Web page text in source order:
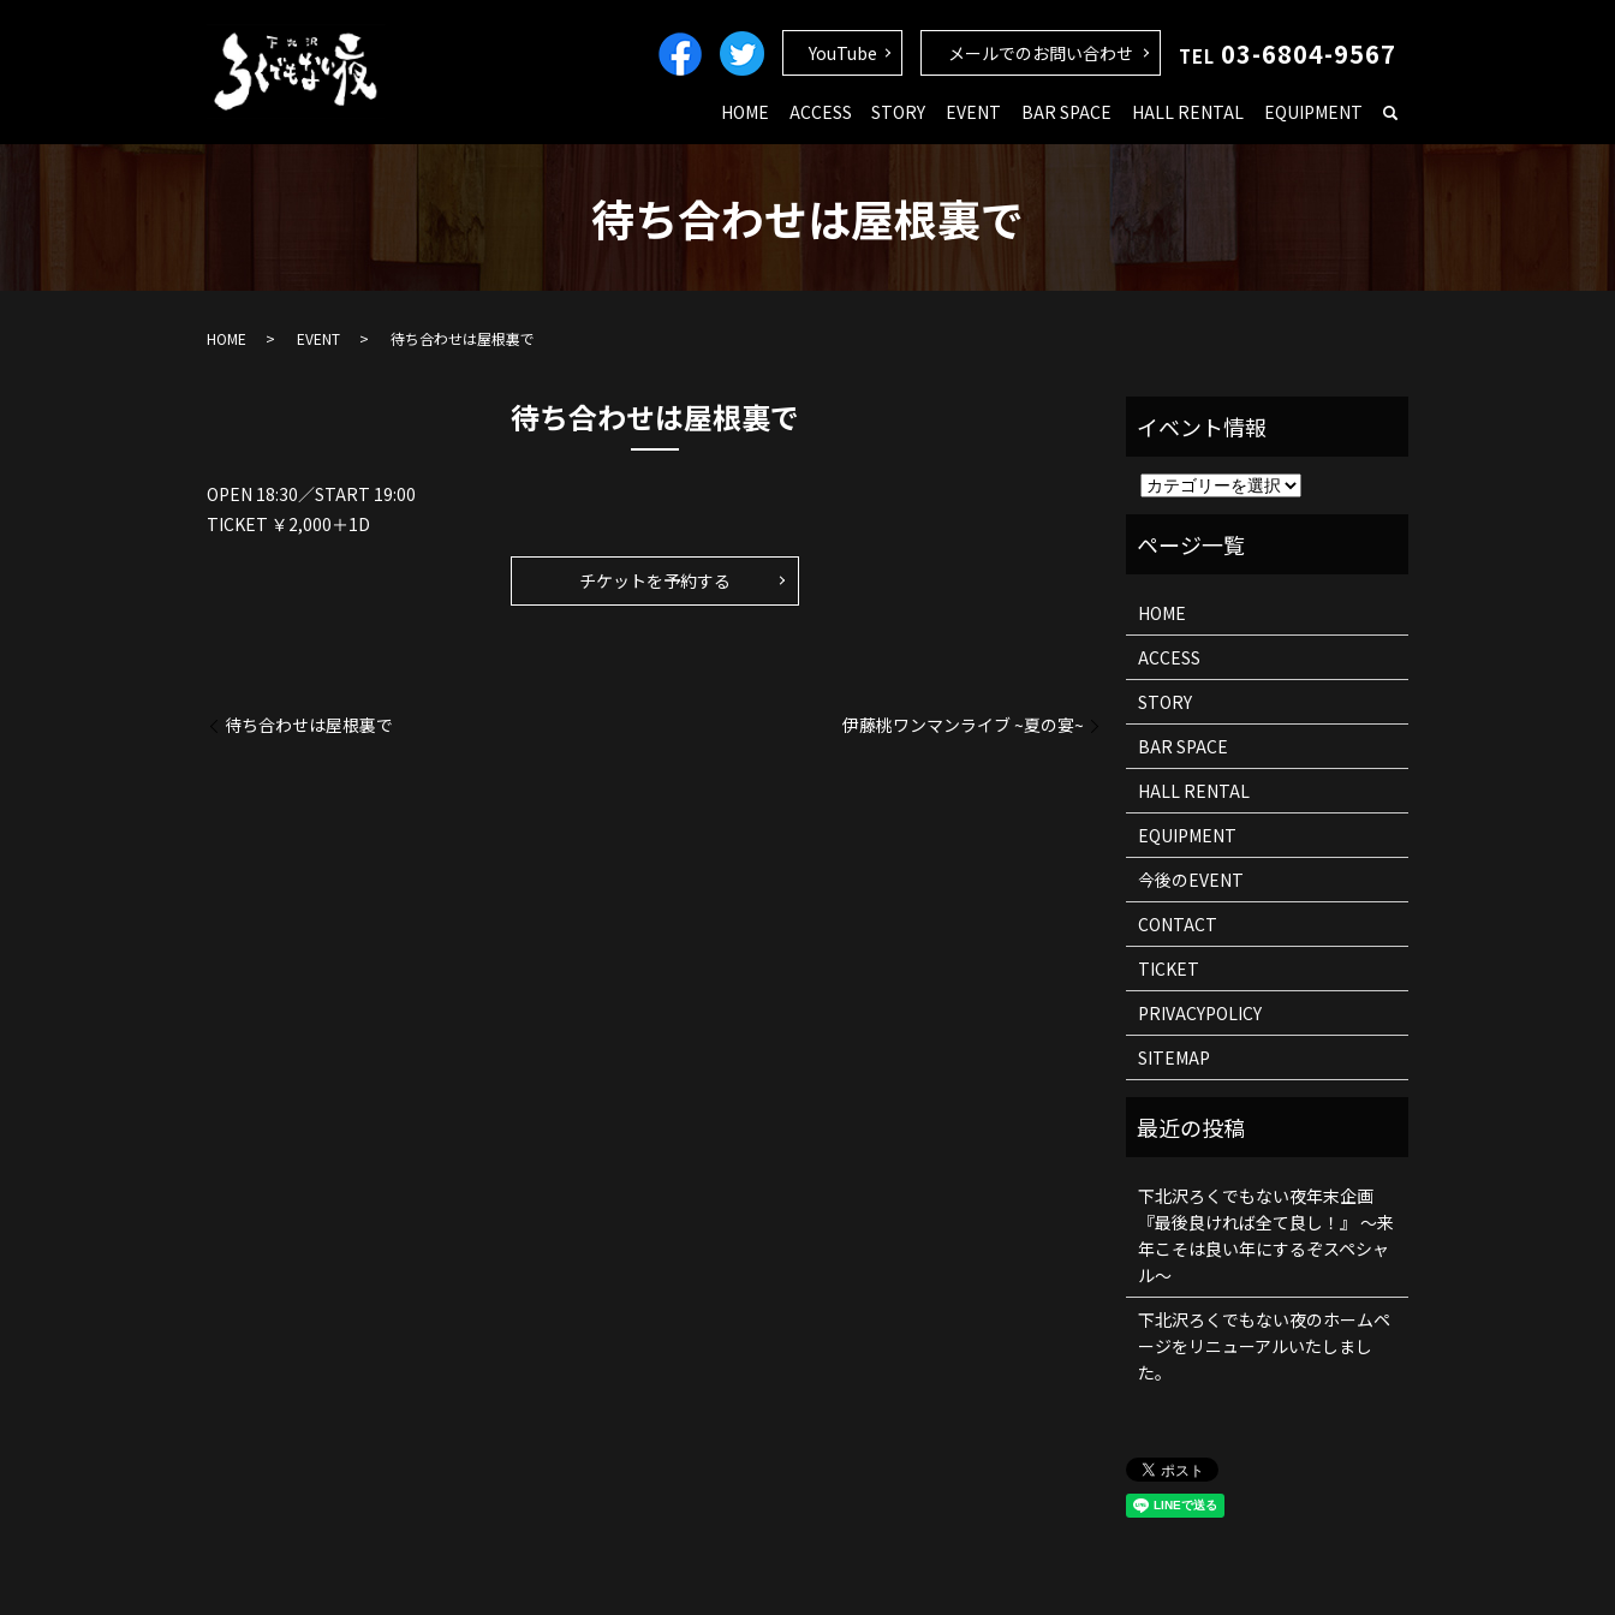
HOME ACCESS STORY EVENT BAR SPACE HALL RENTAL EQUIPMENT
YouTube メールでのお問い合わせ TEL 03-6804-9567
待ち合わせは屋根裏で
HOME EVENT 待ち合わせは屋根裏で
待ち合わせは屋根裏で
OPEN 18:30／START 19:00
TICKET ￥2,000＋1D
チケットを予約する
待ち合わせは屋根裏で 伊藤桃ワンマンライブ ~夏の宴~
イ
ト
HOME
ACCESS
STORY
BAR SPACE
HALL RENTAL
EQUIPMENT
今後のEVENT
CONTACT
TICKET
PRIVACYPOLICY
SITEMAP
下北沢ろくでもない夜年末企画
『最後良ければ全て良し！』 ～来
年こそは良い年にするぞスペシャ
ル～
下北沢ろくでもない夜のホームペ
ージをリニューアルいたしまし
た。